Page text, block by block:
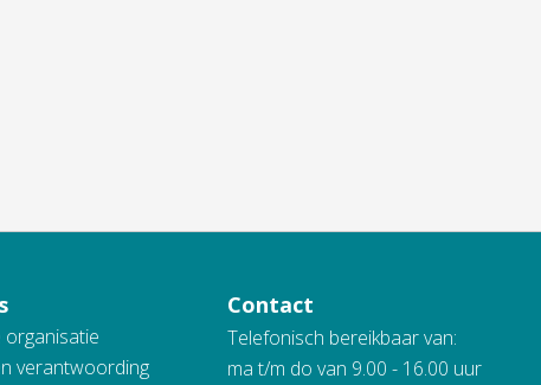
organisatie
verantwoording
Contact
Telefonisch bereikbaar van:
ma t/m do van 9.00 - 16.00 uur